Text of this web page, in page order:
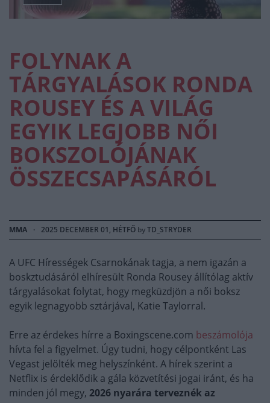
FOLYNAK A
TÁRGYALÁSOK RONDA
ROUSEY ÉS A VILÁG
EGYIK LEGJOBB NŐI
BOKSZOLÓJÁNAK
ÖSSZECSAPÁSÁRÓL
MMA · 2025 DECEMBER 01, HÉTFŐ byTD_STRYDER
A UFC Hírességek Csarnokának tagja, a nem igazán a
boskztudásáról elhíresült Ronda Rousey állítólag aktív
tárgyalásokat folytat, hogy megküzdjön a női boksz
egyik legnagyobb sztárjával, Katie Taylorral.
Erre az érdekes hírre a Boxingscene.com beszámolója
hívta fel a figyelmet. Úgy tudni, hogy célpontként Las
Vegast jelölték meg helyszínként. A hírek szerint a
Netflix is érdeklődik a gála közvetítési jogai iránt, és ha
minden jól megy, 2026 nyarára terveznék az